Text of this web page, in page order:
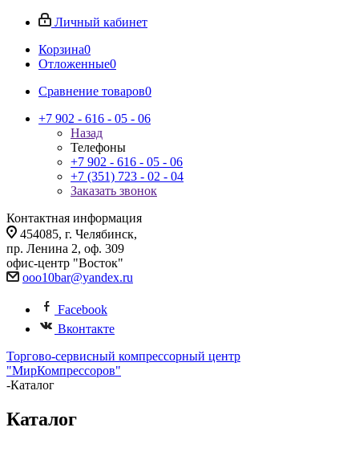
Личный кабинет
Корзина0
Отложенные0
Сравнение товаров0
+7 902 - 616 - 05 - 06
Назад
Телефоны
+7 902 - 616 - 05 - 06
+7 (351) 723 - 02 - 04
Заказать звонок
Контактная информация
454085, г. Челябинск,
пр. Ленина 2, оф. 309
офис-центр "Восток"
ooo10bar@yandex.ru
Facebook
Вконтакте
Торгово-сервисный компрессорный центр
"МирКомпрессоров"
-Каталог
Каталог